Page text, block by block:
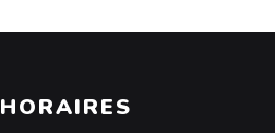
HORAIRES